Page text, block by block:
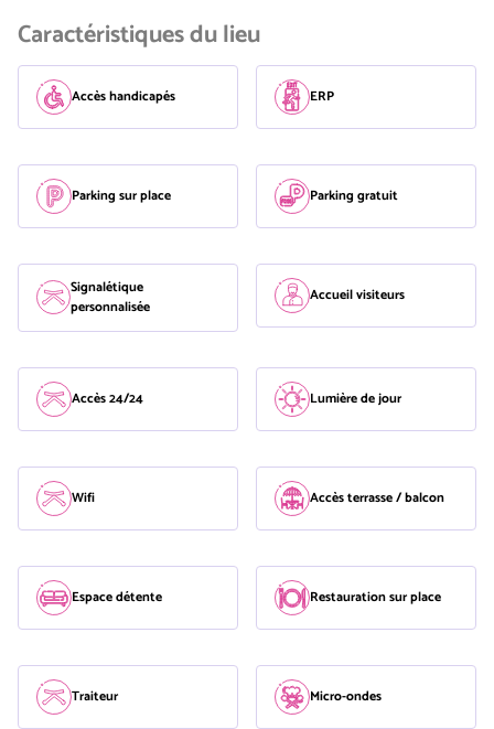
Caractéristiques du lieu
Accès handicapés ERP
Parking sur place Parking gratuit
Signalétique
personnalisée
Accueil visiteurs
Accès 24/24 Lumière de jour
Wifi Accès terrasse / balcon
Espace détente Restauration sur place
Traiteur Micro-ondes